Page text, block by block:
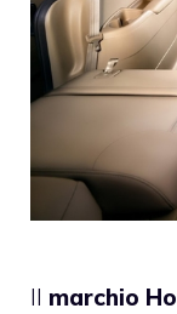
Il marchio